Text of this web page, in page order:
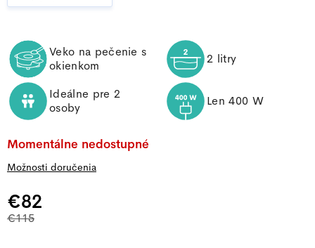
Veko na pečenie s
okienkom
2 litry
Ideálne pre 2
osoby
Len 400 W
Momentálne nedostupné
Možnosti doručenia
€115
€82
Jednotková cena: